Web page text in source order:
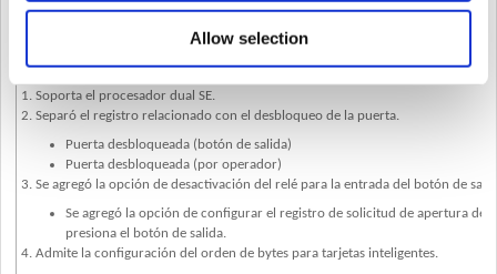
Allow selection
1. Soporta el procesador dual SE.
2. Separó el registro relacionado con el desbloqueo de la puerta.
Puerta desbloqueada (botón de salida)
Puerta desbloqueada (por operador)
3. Se agregó la opción de desactivación del relé para la entrada del botón de
Se agregó la opción de configurar el registro de solicitud de apertura
presiona el botón de salida.
4. Admite la configuración del orden de bytes para tarjetas inteligentes.